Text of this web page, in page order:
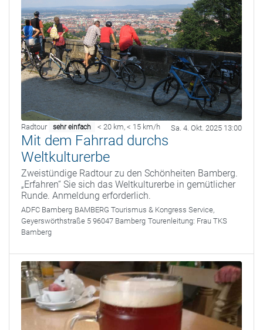
Radtour sehr einfach < 20 km, < 15 km/h Sa. 4. Okt. 2025 13:00
Mit dem Fahrrad durchs
Weltkulturerbe
Zweistündige Radtour zu den Schönheiten Bamberg.
„Erfahren“ Sie sich das Weltkulturerbe in gemütlicher
Runde. Anmeldung erforderlich.
ADFC Bamberg BAMBERG Tourismus & Kongress Service,
Geyerswörthstraße 5 96047 Bamberg Tourenleitung: Frau TKS
Bamberg